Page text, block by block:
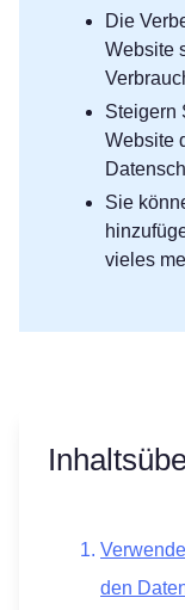
Die
Website
Steigern
Website
Sie
vieles
den